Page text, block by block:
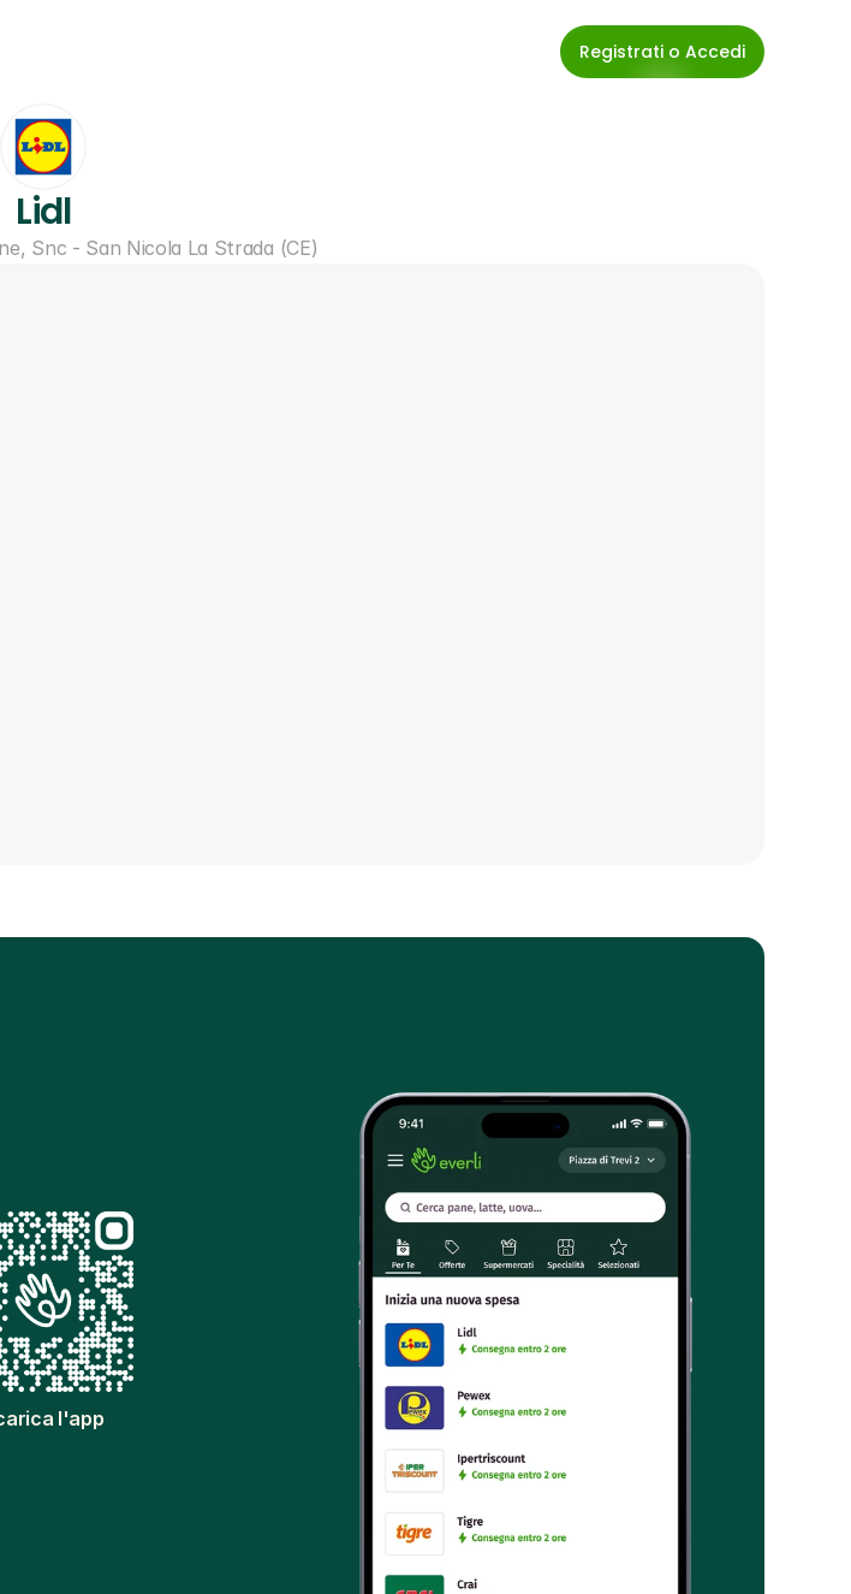
Registrati o Accedi
Lidl
Snc - San Nicola La Strada (CE)
l'app